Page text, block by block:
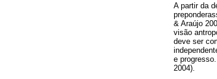
A partir da
& Araújo
visão
deve ser
e
2004).